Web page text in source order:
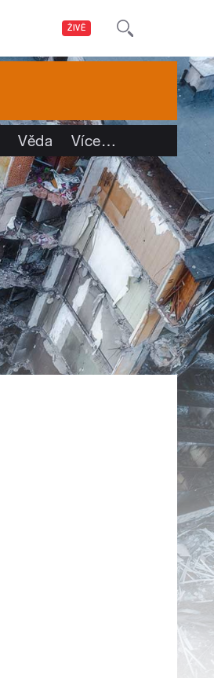
ŽIVĚ
Věda Více…